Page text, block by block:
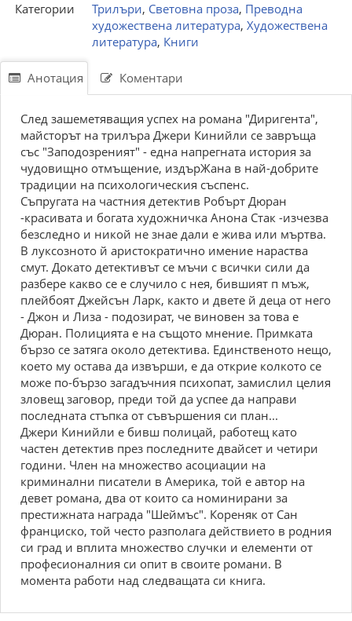
Категории
Трилъри, Световна проза, Преводна
художествена литература, Художествена
литература, Книги
Анотация Коментари
След зашеметяващия успех на романа "Диригента",
майсторът на трилъра Джери Кинийли се завръща
със "Заподозреният" - една напрегната история за
чудовищно отмъщение, издърЖана в най-добрите
традиции на психологическия съспенс.
Съпругата на частния детектив Робърт Дюран
-красивата и богата художничка Анона Стак -изчезва
безследно и никой не знае дали е жива или мъртва.
В луксозното й аристократично имение нараства
смут. Докато детективът се мъчи с всички сили да
разбере какво се е случило с нея, бившият п мъж,
плейбоят Джейсън Ларк, както и двете й деца от него
- Джон и Лиза - подозират, че виновен за това е
Дюран. Полицията е на същото мнение. Примката
бързо се затяга около детектива. Единственото нещо,
което му остава да извърши, е да открие колкото се
може по-бързо загадъчния психопат, замислил целия
зловещ заговор, преди той да успее да направи
последната стъпка от съвършения си план...
Джери Кинийли е бивш полицай, работещ като
частен детектив през последните двайсет и четири
години. Член на множество асоциации на
криминални писатели в Америка, той е автор на
девет романа, два от които са номинирани за
престижната награда "Шеймъс". Кореняк от Сан
франциско, той често разполага действието в родния
си град и вплита множество случки и елементи от
професионалния си опит в своите романи. В
момента работи над следващата си книга.